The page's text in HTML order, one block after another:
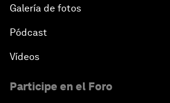
Galería de fotos
Pódcast
Vídeos
Participe en el Foro